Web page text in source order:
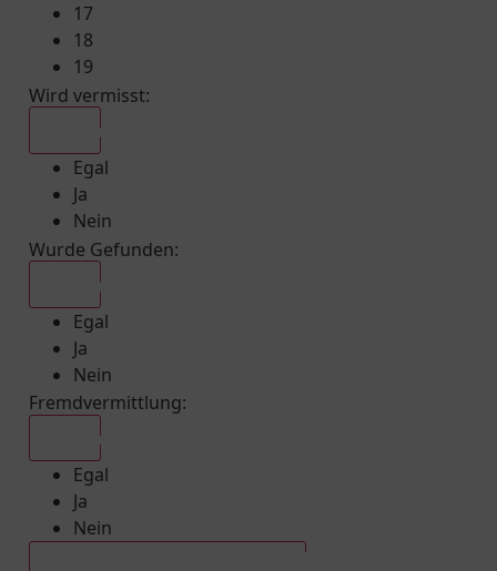
17
18
19
Wird vermisst:
Egal
Ja
Nein
Wurde Gefunden:
Egal
Ja
Nein
Fremdvermittlung:
Egal
Ja
Nein